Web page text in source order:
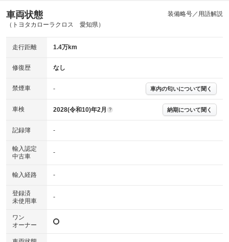
車両状態
（トヨタカローラクロス 愛知県）
装備略号／用語解説
走行距離 1.4万km
修復歴 なし
禁煙車 - 車内の匂いについて聞く
車検 2028(令和10)年2月 ? 納期について聞く
記録簿 -
輸入認定
中古車
-
輸入経路 -
登録済
未使用車
-
ワン
オーナー